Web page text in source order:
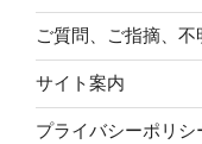
ご質問、ご指摘、
サイト案内
プライバシーポリシ